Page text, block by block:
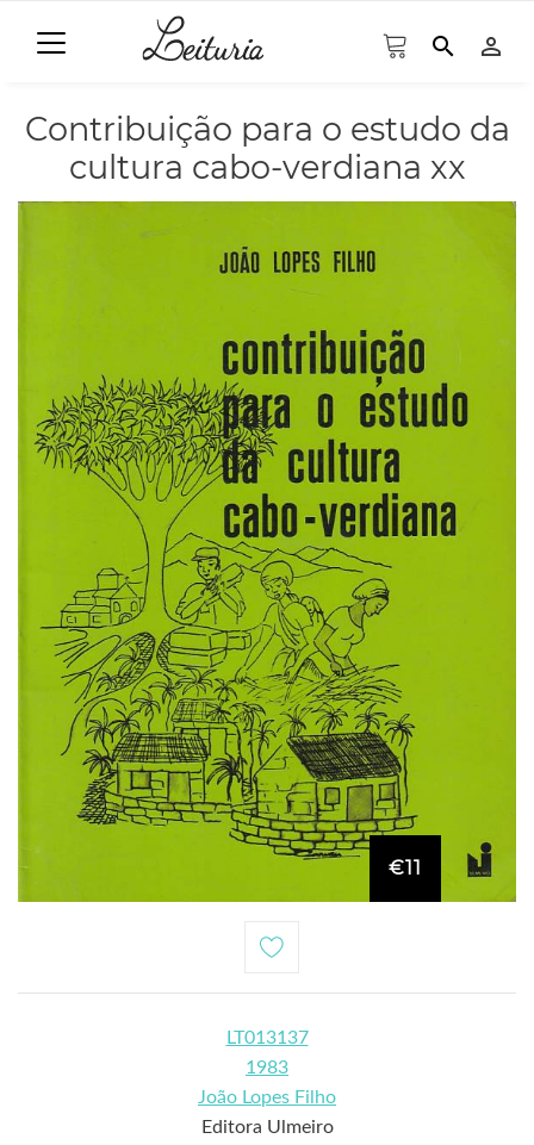
search person_outline
Contribuição para o estudo da
cultura cabo-verdiana xx
€11
LT013137
1983
João Lopes Filho
Editora Ulmeiro